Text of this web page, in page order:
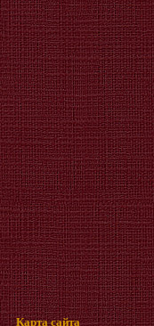
Карта сайта